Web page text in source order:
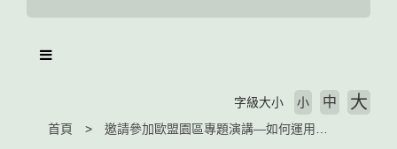
首頁
字級大小 小 中 大